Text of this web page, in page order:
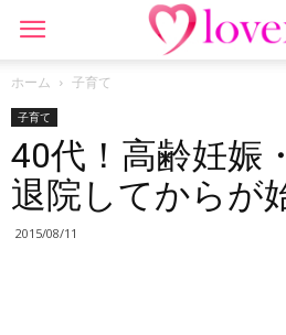
ホーム 子育て
子育て
40代！高齢妊娠
退院してからが
2015/08/11